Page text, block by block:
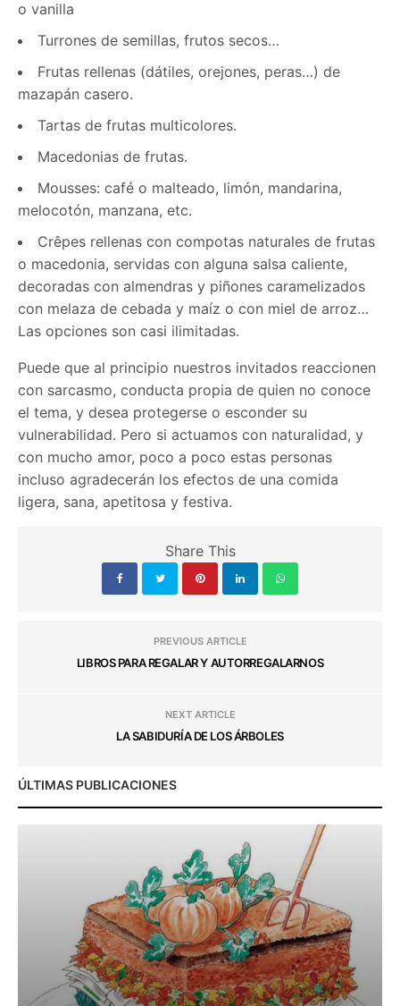
o vanilla
Turrones de semillas, frutos secos…
Frutas rellenas (dátiles, orejones, peras…) de
mazapán casero.
Tartas de frutas multicolores.
Macedonias de frutas.
Mousses: café o malteado, limón, mandarina,
melocotón, manzana, etc.
Crêpes rellenas con compotas naturales de frutas
o macedonia, servidas con alguna salsa caliente,
decoradas con almendras y piñones caramelizados
con melaza de cebada y maíz o con miel de arroz…
Las opciones son casi ilimitadas.
Puede que al principio nuestros invitados reaccionen
con sarcasmo, conducta propia de quien no conoce
el tema, y desea protegerse o esconder su
vulnerabilidad. Pero si actuamos con naturalidad, y
con mucho amor, poco a poco estas personas
incluso agradecerán los efectos de una comida
ligera, sana, apetitosa y festiva.
Share This
PREVIOUS ARTICLE
LIBROS PARA REGALAR Y AUTORREGALARNOS
NEXT ARTICLE
LA SABIDURÍA DE LOS ÁRBOLES
ÚLTIMAS PUBLICACIONES